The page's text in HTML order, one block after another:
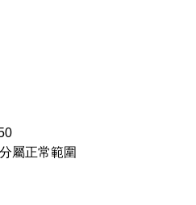
屬正常範圍